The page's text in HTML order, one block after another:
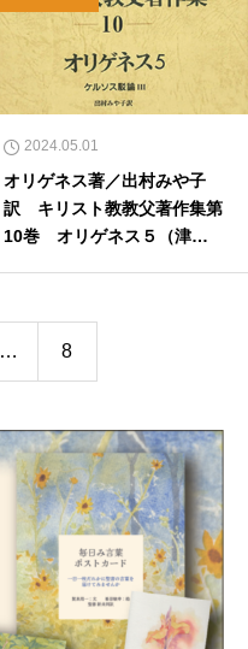
2024.05.01
オリゲネス著／出村みや子
訳 キリスト教教父著作集第
10巻 オリゲネス５（津田
… 8